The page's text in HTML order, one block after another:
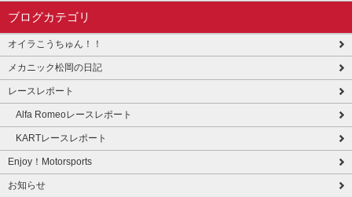
ブログカテゴリ
オイラこうちゅん！！
メカニック松岡の日記
レースレポート
Alfa Romeoレースレポート
KARTレースレポート
Enjoy！Motorsports
お知らせ